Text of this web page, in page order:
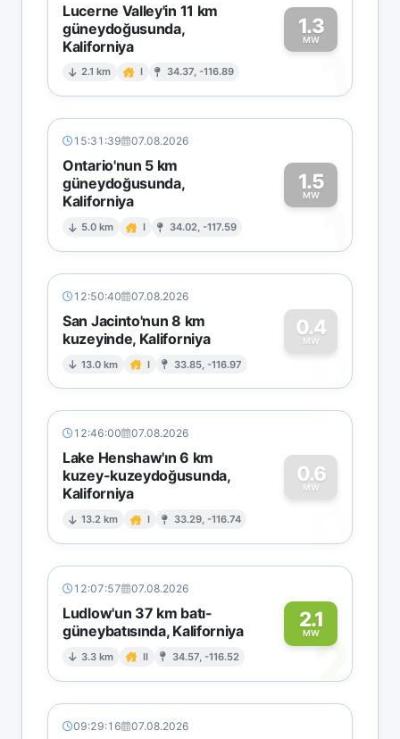
Lucerne Valley'in 11 km
güneydoğusunda,
Kaliforniya
2.1 km I 34.37, -116.89
1.3
MW
1
15:31:39 07.08.2026
Ontario'nun 5 km
güneydoğusunda,
Kaliforniya
5.0 km I 34.02, -117.59
1.5
MW
1
12:50:40 07.08.2026
San Jacinto'nun 8 km
kuzeyinde, Kaliforniya
13.0 km I 33.85, -116.97
0.4
MW
0
12:46:00 07.08.2026
Lake Henshaw'ın 6 km
kuzey-kuzeydoğusunda,
Kaliforniya
13.2 km I 33.29, -116.74
0.6
MW
0
12:07:57 07.08.2026
Ludlow'un 37 km batı-
güneybatısında, Kaliforniya
3.3 km II 34.57, -116.52
2.1
MW
2
09:29:16 07.08.2026